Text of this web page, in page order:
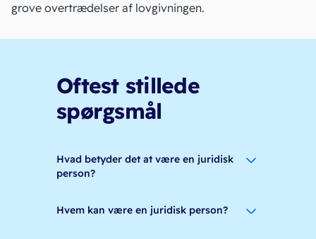
grove overtrædelser af lovgivningen.
Oftest stillede
spørgsmål
Hvad betyder det at være en juridisk
person?
Hvem kan være en juridisk person?